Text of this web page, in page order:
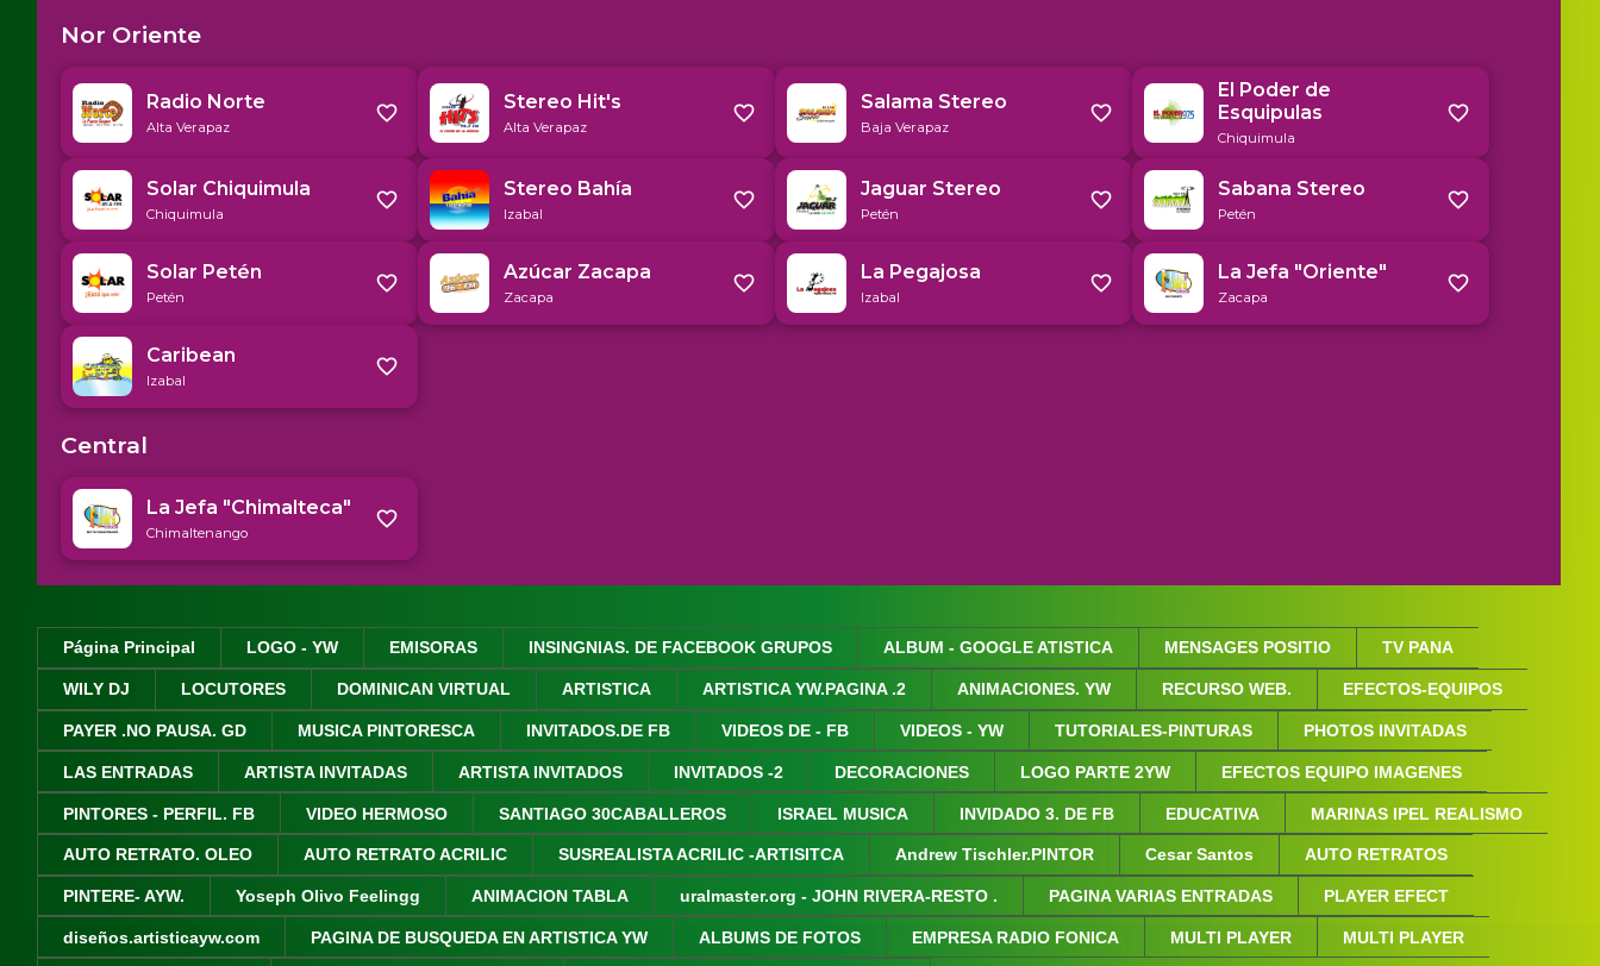
Página Principal LOGO - YW EMISORAS INSINGNIAS. DE FACEBOOK GRUPOS ALBUM - GOOGLE ATISTICA MENSAGES POSITIO TV PANA
WILY DJ LOCUTORES DOMINICAN VIRTUAL ARTISTICA ARTISTICA YW.PAGINA .2 ANIMACIONES. YW RECURSO WEB. EFECTOS-EQUIPOS
PAYER .NO PAUSA. GD MUSICA PINTORESCA INVITADOS.DE FB VIDEOS DE - FB VIDEOS - YW TUTORIALES-PINTURAS PHOTOS INVITADAS
LAS ENTRADAS ARTISTA INVITADAS ARTISTA INVITADOS INVITADOS -2 DECORACIONES LOGO PARTE 2YW EFECTOS EQUIPO IMAGENES
PINTORES - PERFIL. FB VIDEO HERMOSO SANTIAGO 30CABALLEROS ISRAEL MUSICA INVIDADO 3. DE FB EDUCATIVA MARINAS IPEL REALISMO
AUTO RETRATO. OLEO AUTO RETRATO ACRILIC SUSREALISTA ACRILIC -ARTISITCA Andrew Tischler.PINTOR Cesar Santos AUTO RETRATOS
PINTERE- AYW. Yoseph Olivo Feelingg ANIMACION TABLA uralmaster.org - JOHN RIVERA-RESTO . PAGINA VARIAS ENTRADAS PLAYER EFECT
diseños.artisticayw.com PAGINA DE BUSQUEDA EN ARTISTICA YW ALBUMS DE FOTOS EMPRESA RADIO FONICA MULTI PLAYER MULTI PLAYER